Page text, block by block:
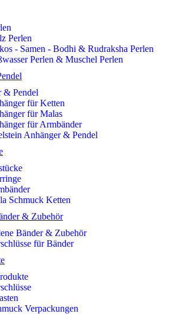
Perlen
- Samen - Bodhi & Rudraksha Perlen
Perlen & Muschel Perlen
& Pendel
für Ketten
für Malas
für Armbänder
Anhänger & Pendel
Schmuck Ketten
& Zubehör
Bänder & Zubehör
für Bänder
Verpackungen